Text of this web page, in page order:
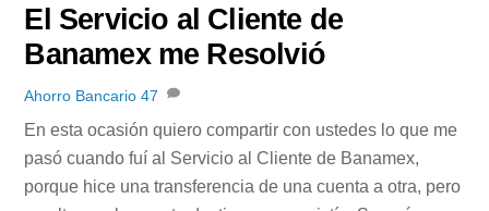
El Servicio al Cliente de
Banamex me Resolvió
Ahorro Bancario 47
En esta ocasión quiero compartir con ustedes lo que me
pasó cuando fuí al Servicio al Cliente de Banamex,
porque hice una transferencia de una cuenta a otra, pero